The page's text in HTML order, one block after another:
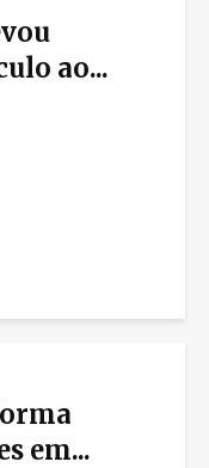
ao...
em...